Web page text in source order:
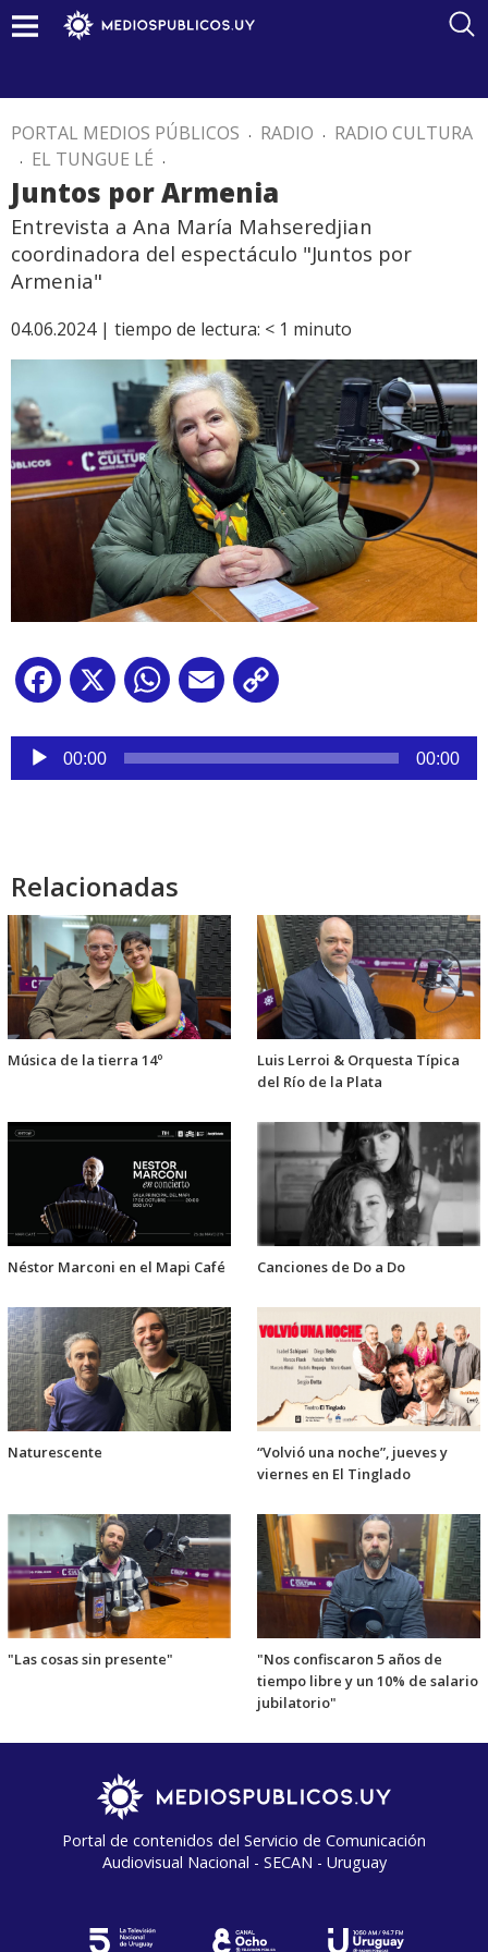
PORTAL MEDIOS PÚBLICOS . RADIO . RADIO CULTURA
. EL TUNGUE LÉ .
Juntos por Armenia
Entrevista a Ana María Mahseredjian
coordinadora del espectáculo "Juntos por
Armenia"
04.06.2024 | tiempo de lectura: < 1 minuto
Facebook
X WhatsApp
Email
Reproductor
audio
00:00 00:00
Relacionadas
Música de la tierra 14º
Luis Lerroi & Orquesta Típica
del Río de la Plata
Néstor Marconi en el Mapi Café Canciones de Do a Do
Naturescente
“Volvió una noche”, jueves y
viernes en El Tinglado
"Las cosas sin presente"
"Nos confiscaron 5 años de
tiempo libre y un 10% de salario
jubilatorio"
Portal de contenidos del Servicio de Comunicación
Audiovisual Nacional - SECAN - Uruguay